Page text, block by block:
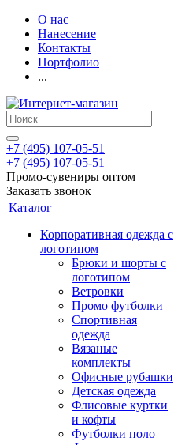
О нас
Нанесение
Контакты
Портфолио
...
+7 (495) 107-05-51
+7 (495) 107-05-51
Промо-сувениры оптом
Заказать звонок
Каталог
Корпоративная одежда с
логотипом
Брюки и шорты с
логотипом
Ветровки
Промо футболки
Спортивная
одежда
Вязаные
комплекты
Офисные рубашки
Детская одежда
Флисовые куртки
и кофты
Футболки поло